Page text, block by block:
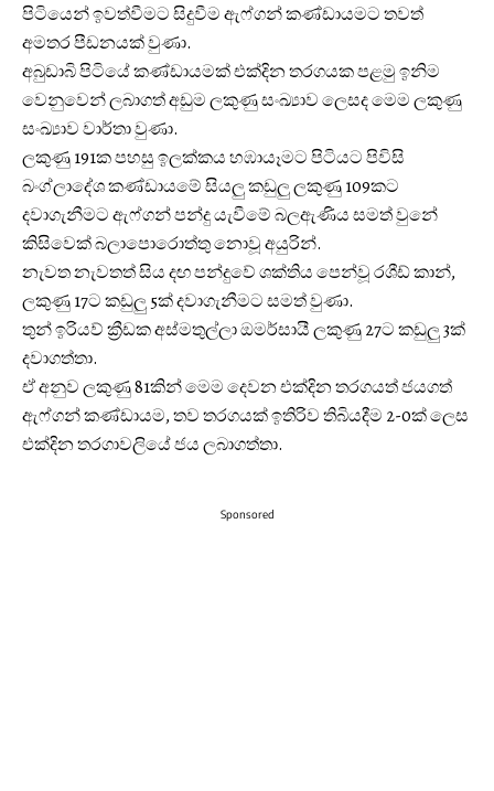
පිටියෙන් ඉවත්වීමට සිදුවීම ඇෆ්ගන් කණ්ඩායමට තවත්
අමතර පීඩනයක් වුණා.
අබුඩාබි පිටියේ කණ්ඩායමක් එක්දින තරගයක පළමු ඉනිම
වෙනුවෙන් ලබාගත් අඩුම ලකුණු සංඛ්‍යාව ලෙසද මෙම ලකුණු
සංඛ්‍යාව වාර්තා වුණා.
ලකුණු 191ක පහසු ඉලක්කය හඹායෑමට පිටියට පිවිසි
බංග්ලාදේශ කණ්ඩායමේ සියලු කඩුලු ලකුණු 109කට
දවාගැනීමට ඇෆ්ගන් පන්දු යැවීමේ බලඇණිය සමත් වුනේ
කිසිවෙක් බලාපොරොත්තු නොවූ අ‍යුරින්.
නැවත නැවතත් සිය දඟ පන්දුවේ ශක්තිය පෙන්වූ රශීඩ් කාන්,
ලකුණු 17ට කඩුලු 5ක් දවාගැනීමට සමත් වුණා.
තුන් ඉරියව් ක්‍රීඩක අස්මතුල්ලා ඔමර්සායී ලකුණු 27ට කඩුලු 3ක්
දවාගත්තා.
ඒ අනුව ලකුණු 81කින් මෙම දෙවන එක්දින තරගයත් ජයගත්
ඇෆ්ගන් කණ්ඩායම, තව තරගයක් ඉතිරිව තිබියදීම 2-0ක් ලෙස
එක්දින තරගාවලියේ ජය ලබාගත්තා.
Sponsored